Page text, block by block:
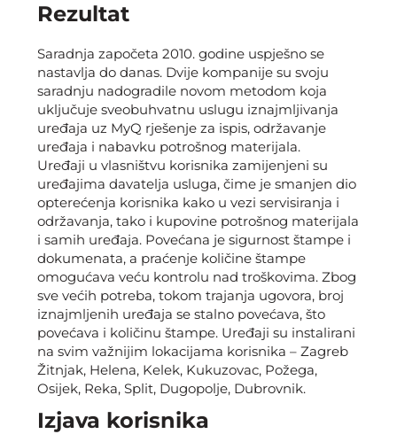
Rezultat
Saradnja započeta 2010. godine uspješno se
nastavlja do danas. Dvije kompanije su svoju
saradnju nadogradile novom metodom koja
uključuje sveobuhvatnu uslugu iznajmljivanja
uređaja uz MyQ rješenje za ispis, održavanje
uređaja i nabavku potrošnog materijala.
Uređaji u vlasništvu korisnika zamijenjeni su
uređajima davatelja usluga, čime je smanjen dio
opterećenja korisnika kako u vezi servisiranja i
održavanja, tako i kupovine potrošnog materijala
i samih uređaja. Povećana je sigurnost štampe i
dokumenata, a praćenje količine štampe
omogućava veću kontrolu nad troškovima. Zbog
sve većih potreba, tokom trajanja ugovora, broj
iznajmljenih uređaja se stalno povećava, što
povećava i količinu štampe. Uređaji su instalirani
na svim važnijim lokacijama korisnika – Zagreb
Žitnjak, Helena, Kelek, Kukuzovac, Požega,
Osijek, Reka, Split, Dugopolje, Dubrovnik.
Izjava korisnika